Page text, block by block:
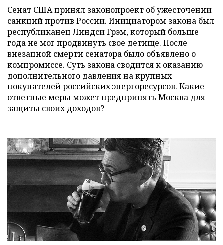
Сенат США принял законопроект об ужесточении
санкций против России. Инициатором закона был
республиканец Линдси Грэм, который больше
года не мог продвинуть свое детище. После
внезапной смерти сенатора было объявлено о
компромиссе. Суть закона сводится к оказанию
дополнительного давления на крупных
покупателей российских энергоресурсов. Какие
ответные меры может предпринять Москва для
защиты своих доходов?